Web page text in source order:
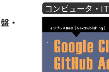
コンピュータ・IT